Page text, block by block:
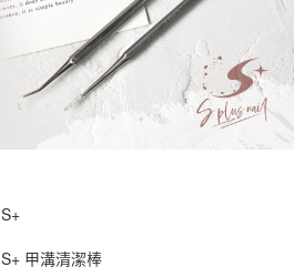
S+
S+ 甲溝清潔棒